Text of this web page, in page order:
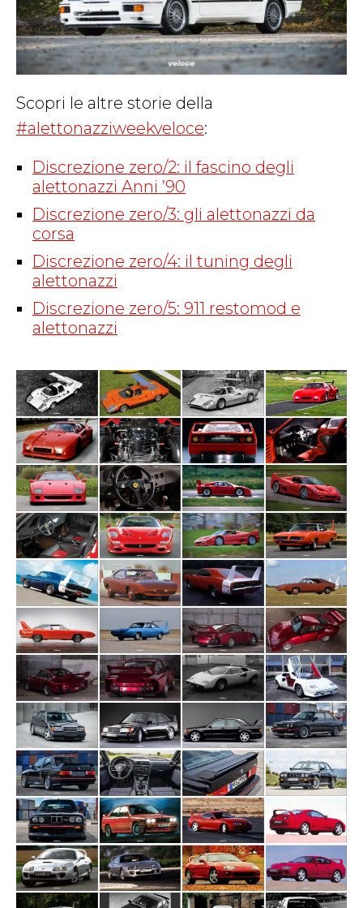
Scopri le altre storie della
#alettonazziweekveloce:
Discrezione zero/2: il fascino degli
alettonazzi Anni ’90
Discrezione zero/3: gli alettonazzi da
corsa
Discrezione zero/4: il tuning degli
alettonazzi
Discrezione zero/5: 911 restomod e
alettonazzi